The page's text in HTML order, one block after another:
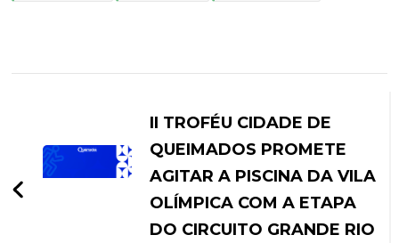
II TROFÉU CIDADE DE
QUEIMADOS PROMETE
AGITAR A PISCINA DA VILA
OLÍMPICA COM A ETAPA
DO CIRCUITO GRANDE RIO